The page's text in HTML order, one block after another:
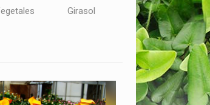
Girasol